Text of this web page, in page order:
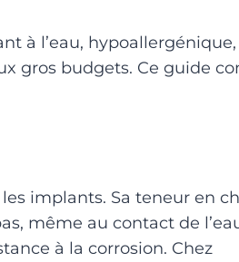
à l’eau,
gros budgets. Ce guide
implants. Sa teneur en
même au contact de
à la corrosion. Chez